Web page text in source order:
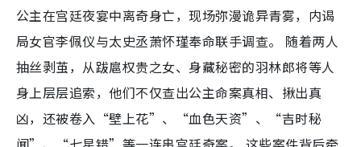
公主在宫廷夜宴中离奇身亡，现场弥漫诡异青雾，内谒
局女官李佩仪与太史丞萧怀瑾奉命联手调查。 随着两人
抽丝剥茧，从跋扈权贵之女、身藏秘密的羽林郎将等人
身上层层追索，他们不仅查出公主命案真相、揪出真
凶，还被卷入“壁上花”、“血色天资”、“吉时秘